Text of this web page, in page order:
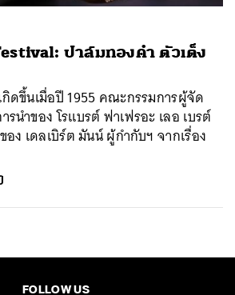
ปาล์มทองคำ ตัวเต็ง
ดขึ้นเมื่อปี 1955 คณะกรรมการผู้จัด
นำของ โรแบรต์ ฟาเฟรอะ เลอ เบรต์
ง เดลเบิร์ต มันน์ ผู้กำกับฯ จากเรื่อง
FOLLOW US